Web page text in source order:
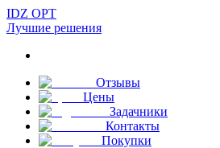
IDZ OPT
Лучшие решения
Отзывы
Цены
Задачники
Контакты
Покупки